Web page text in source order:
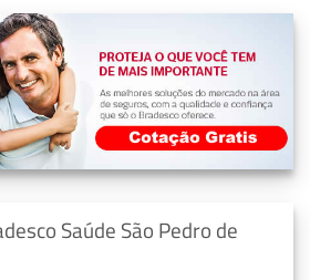
Saúde São Pedro de